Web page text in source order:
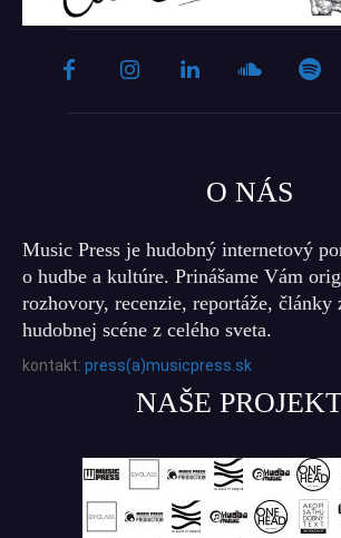
O NÁS
Music Press je hudobný internetový
o hudbe a kultúre. Prinášame Vám
rozhovory, recenzie, reportáže, články
hudobnej scéne z celého sveta.
kontakt: press(a)musicpress.sk
NAŠE